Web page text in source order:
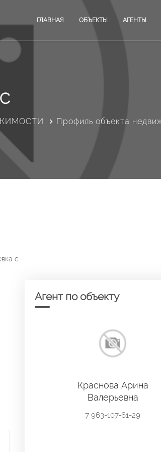
ГЛАВНАЯ ОБЪЕКТЫ АГЕНТЫ
Профиль объекта
с
Агент по объекту
Краснова Арина
Валерьевна
7 963-107-61-29